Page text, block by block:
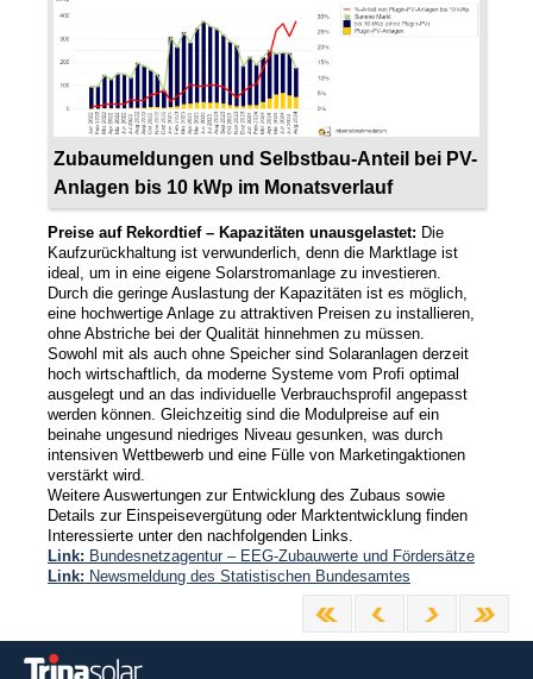
Zubaumeldungen und Selbstbau-Anteil bei PV-
Anlagen bis 10 kWp im Monatsverlauf
Preise auf Rekordtief – Kapazitäten unausgelastet: Die
Kaufzurückhaltung ist verwunderlich, denn die Marktlage ist
ideal, um in eine eigene Solarstromanlage zu investieren.
Durch die geringe Auslastung der Kapazitäten ist es möglich,
eine hochwertige Anlage zu attraktiven Preisen zu installieren,
ohne Abstriche bei der Qualität hinnehmen zu müssen.
Sowohl mit als auch ohne Speicher sind Solaranlagen derzeit
hoch wirtschaftlich, da moderne Systeme vom Profi optimal
ausgelegt und an das individuelle Verbrauchsprofil angepasst
werden können. Gleichzeitig sind die Modulpreise auf ein
beinahe ungesund niedriges Niveau gesunken, was durch
intensiven Wettbewerb und eine Fülle von Marketingaktionen
verstärkt wird.
Weitere Auswertungen zur Entwicklung des Zubaus sowie
Details zur Einspeisevergütung oder Marktentwicklung finden
Interessierte unter den nachfolgenden Links.
Link: Bundesnetzagentur – EEG-Zubauwerte und Fördersätze
Link: Newsmeldung des Statistischen Bundesamtes